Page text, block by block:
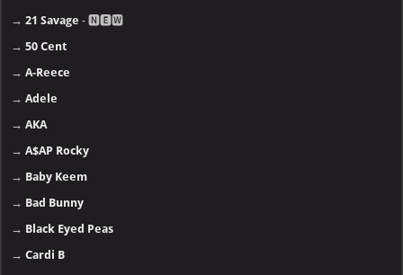
→21 Savage - 🅽🅴🆆
→50 Cent
→A-Reece
→Adele
→AKA
→A$AP Rocky
→ Baby Keem
→ Bad Bunny
→ Black Eyed Peas
→Cardi B